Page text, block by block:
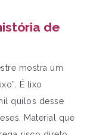
de
mostra um
É lixo
quilos desse
Material que